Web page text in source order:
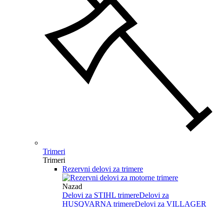
Trimeri
Trimeri
Rezervni delovi za trimere
Nazad
Delovi za STIHL trimereDelovi za
HUSQVARNA trimereDelovi za VILLAGER